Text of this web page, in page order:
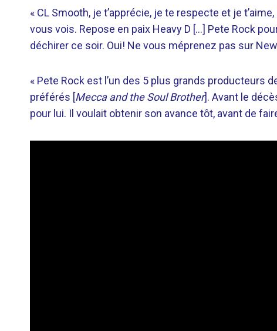
« CL Smooth, je t’apprécie, je te respecte et je
vous vois. Repose en paix Heavy D […] Pete Rock
déchirer ce soir. Oui! Ne vous méprenez pas sur
« Pete Rock est l’un des 5 plus grands producteurs
préférés [Mecca and the Soul Brother]. Avant le
pour lui. Il voulait obtenir son avance tôt, avant de